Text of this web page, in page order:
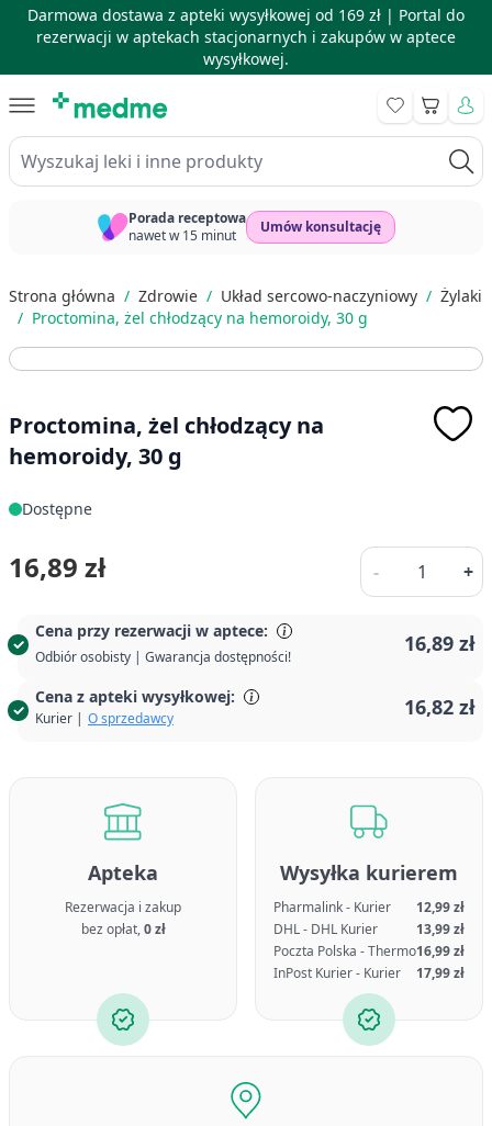
Darmowa dostawa z apteki wysyłkowej od 169 zł | Portal do
rezerwacji w aptekach stacjonarnych i zakupów w aptece
wysyłkowej.
Wyszukaj leki i inne produkty
Koszyk
Porada receptowa
nawet w 15 minut
Umów konsultację
Strona główna / Zdrowie / Układ sercowo-naczyniowy / Żylaki
/ Proctomina, żel chłodzący na hemoroidy, 30 g
Proctomina, żel chłodzący na
hemoroidy, 30 g
Dostępne
Cena przy rezerwacji w aptece:
Odbiór osobisty | Gwarancja dostępności!
16,89 zł
Cena z apteki wysyłkowej:
Kurier | O sprzedawcy 16,82 zł
16,89 zł -
Ilość
+
Apteka
Rezerwacja i zakup
bez opłat,0 zł
Wysyłka kurierem
Pharmalink - Kurier
12,99 zł
DHL - DHL Kurier
13,99 zł
Poczta Polska - Thermo16,99 zł
InPost Kurier - Kurier
17,99 zł